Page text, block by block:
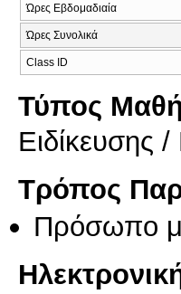
Ώρες Εβδομαδιαία
Ώρες Συνολικά
Class ID
Τύπος
Eιδίκευσης
Τρόπος
Πρόσωπο